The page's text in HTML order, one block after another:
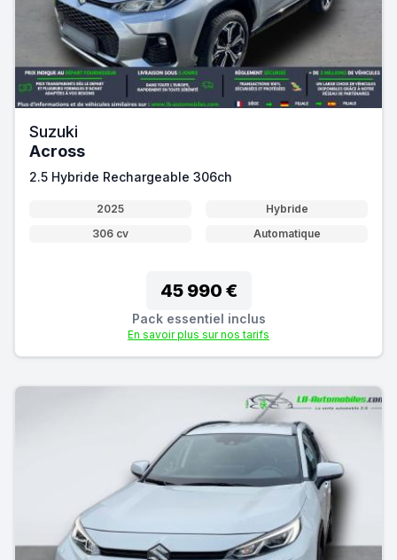
Suzuki
Across
2.5 Hybride Rechargeable 306ch
2025
Hybride
306 cv
Automatique
45 990 €
Pack essentiel inclus
En savoir plus sur nos tarifs